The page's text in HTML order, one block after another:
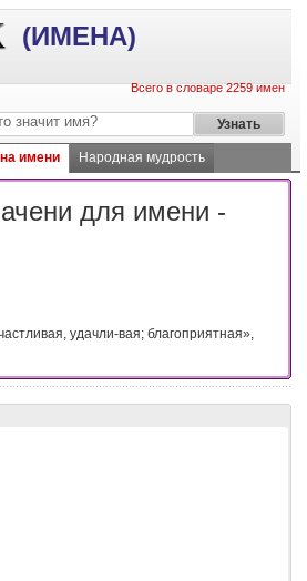
(ИМЕНА)
Всего в словаре 2259 имен
имени Народная мудрость
для имени -
удачли-вая; благоприятная»,